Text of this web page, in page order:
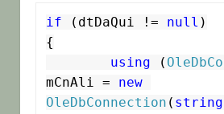
if (dtDaQui != null )
{
using (
mCnAli = new
OleDbConnection ( string